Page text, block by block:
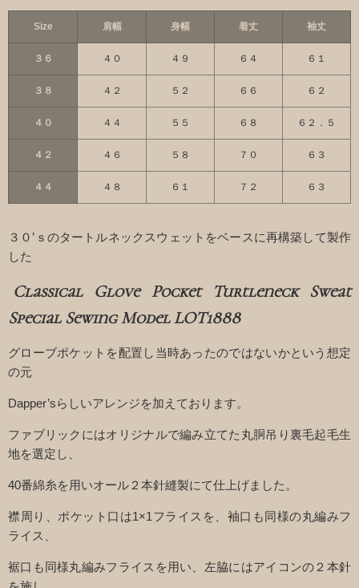
Size 肩幅 身幅 着丈 袖丈
３６ ４０ ４９ ６４ ６１
３８ ４２ ５２ ６６ ６２
４０ ４４ ５５ ６８ ６２．５
４２ ４６ ５８ ７０ ６３
４４ ４８ ６１ ７２ ６３
３０’ｓのタートルネックスウェットをベースに再構築して製作
した
Classical Glove Pocket Turtleneck Sweat
Special Sewing Model LOT1888
グローブポケットを配置し当時あったのではないかという想定
の元
Dapper’sらしいアレンジを加えております。
ファブリックにはオリジナルで編み立てた丸胴吊り裏毛起毛生
地を選定し、
40番綿糸を用いオール２本針縫製にて仕上げました。
襟周り、ポケット口は1×1フライスを、袖口も同様の丸編みフ
ライス、
裾口も同様丸編みフライスを用い、左脇にはアイコンの２本針